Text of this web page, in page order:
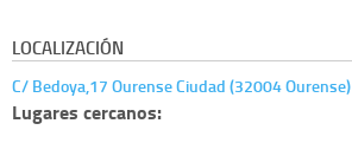
LOCALIZACIÓN
C/ Bedoya,17 Ourense Ciudad (32004 Ourense)
Lugares cercanos: